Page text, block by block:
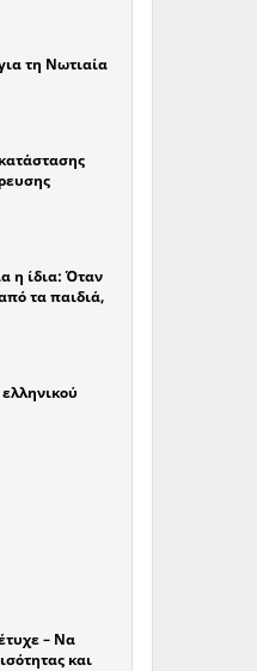
τη Νωτιαία
η ίδια: Όταν
τα παιδιά,
– Να
και